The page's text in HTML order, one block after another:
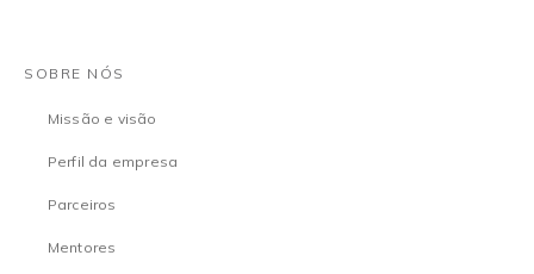
SOBRE NÓS
Missão e visão
Perfil da empresa
Parceiros
Mentores